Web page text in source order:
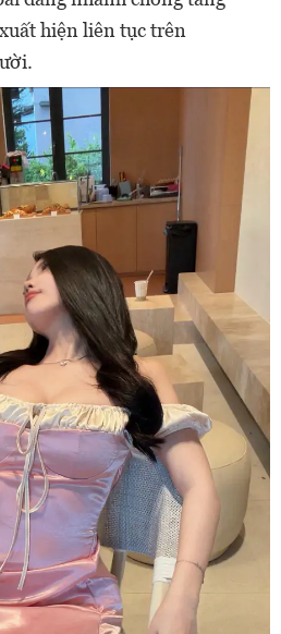
hiện liên tục trên